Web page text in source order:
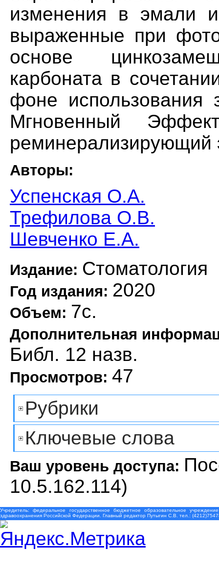
изменения в эмали
выраженные при
основе
карбоната в
фоне использования
Мгновенный
реминерализирующий
Авторы:
Успенская О.А.
Трефилова О.В.
Шевченко Е.А.
Издание: Стоматология
Год издания: 2020
Объем: 7с.
Дополнительная
Библ. 12 назв.
Просмотров: 47
Рубрики
Ключевые слова
Ваш уровень доступа:
10.5.162.114)
Учредитель: федеральное государственное бюджетное образовательное
здравоохранения Российской Федерации. Главный редактор Путыгин С.В. тел.: